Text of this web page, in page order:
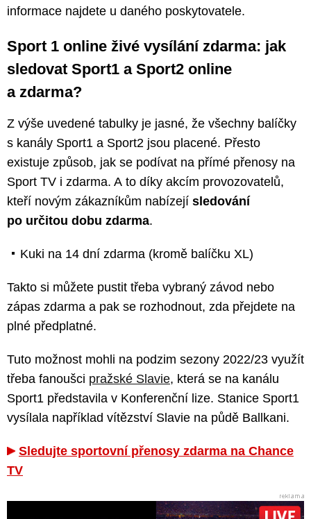
informace najdete u daného poskytovatele.
Sport 1 online živé vysílání zdarma: jak
sledovat Sport1 a Sport2 online
a zdarma?
Z výše uvedené tabulky je jasné, že všechny balíčky
s kanály Sport1 a Sport2 jsou placené. Přesto
existuje způsob, jak se podívat na přímé přenosy na
Sport TV i zdarma. A to díky akcím provozovatelů,
kteří novým zákazníkům nabízejí sledování
po určitou dobu zdarma.
Kuki na 14 dní zdarma (kromě balíčku XL)
Takto si můžete pustit třeba vybraný závod nebo
zápas zdarma a pak se rozhodnout, zda přejdete na
plné předplatné.
Tuto možnost mohli na podzim sezony 2022/23 využít
třeba fanoušci pražské Slavie, která se na kanálu
Sport1 představila v Konferenční lize. Stanice Sport1
vysílala například vítězství Slavie na půdě Ballkani.
Sledujte sportovní přenosy zdarma na Chance
TV